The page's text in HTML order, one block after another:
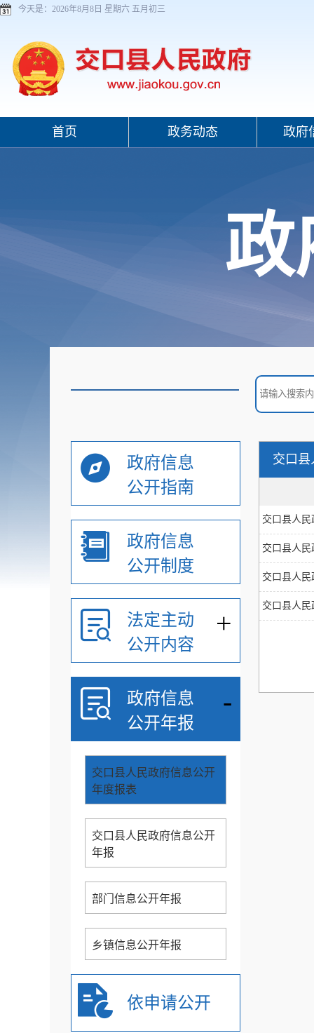
今天是： 2026年8月8日 星期六 五月初三
首页 政务动态 政府
政
政府信息
公开指南
政府信息
公开制度
法定主动
公开内容
+
政府信息
公开年报
-
交口县人民政府信息公开
年度报表
交口县人民政府信息公开
年报
部门信息公开年报
乡镇信息公开年报
依申请公开
交口
交口县人民
交口县人民
交口县人民
交口县人民